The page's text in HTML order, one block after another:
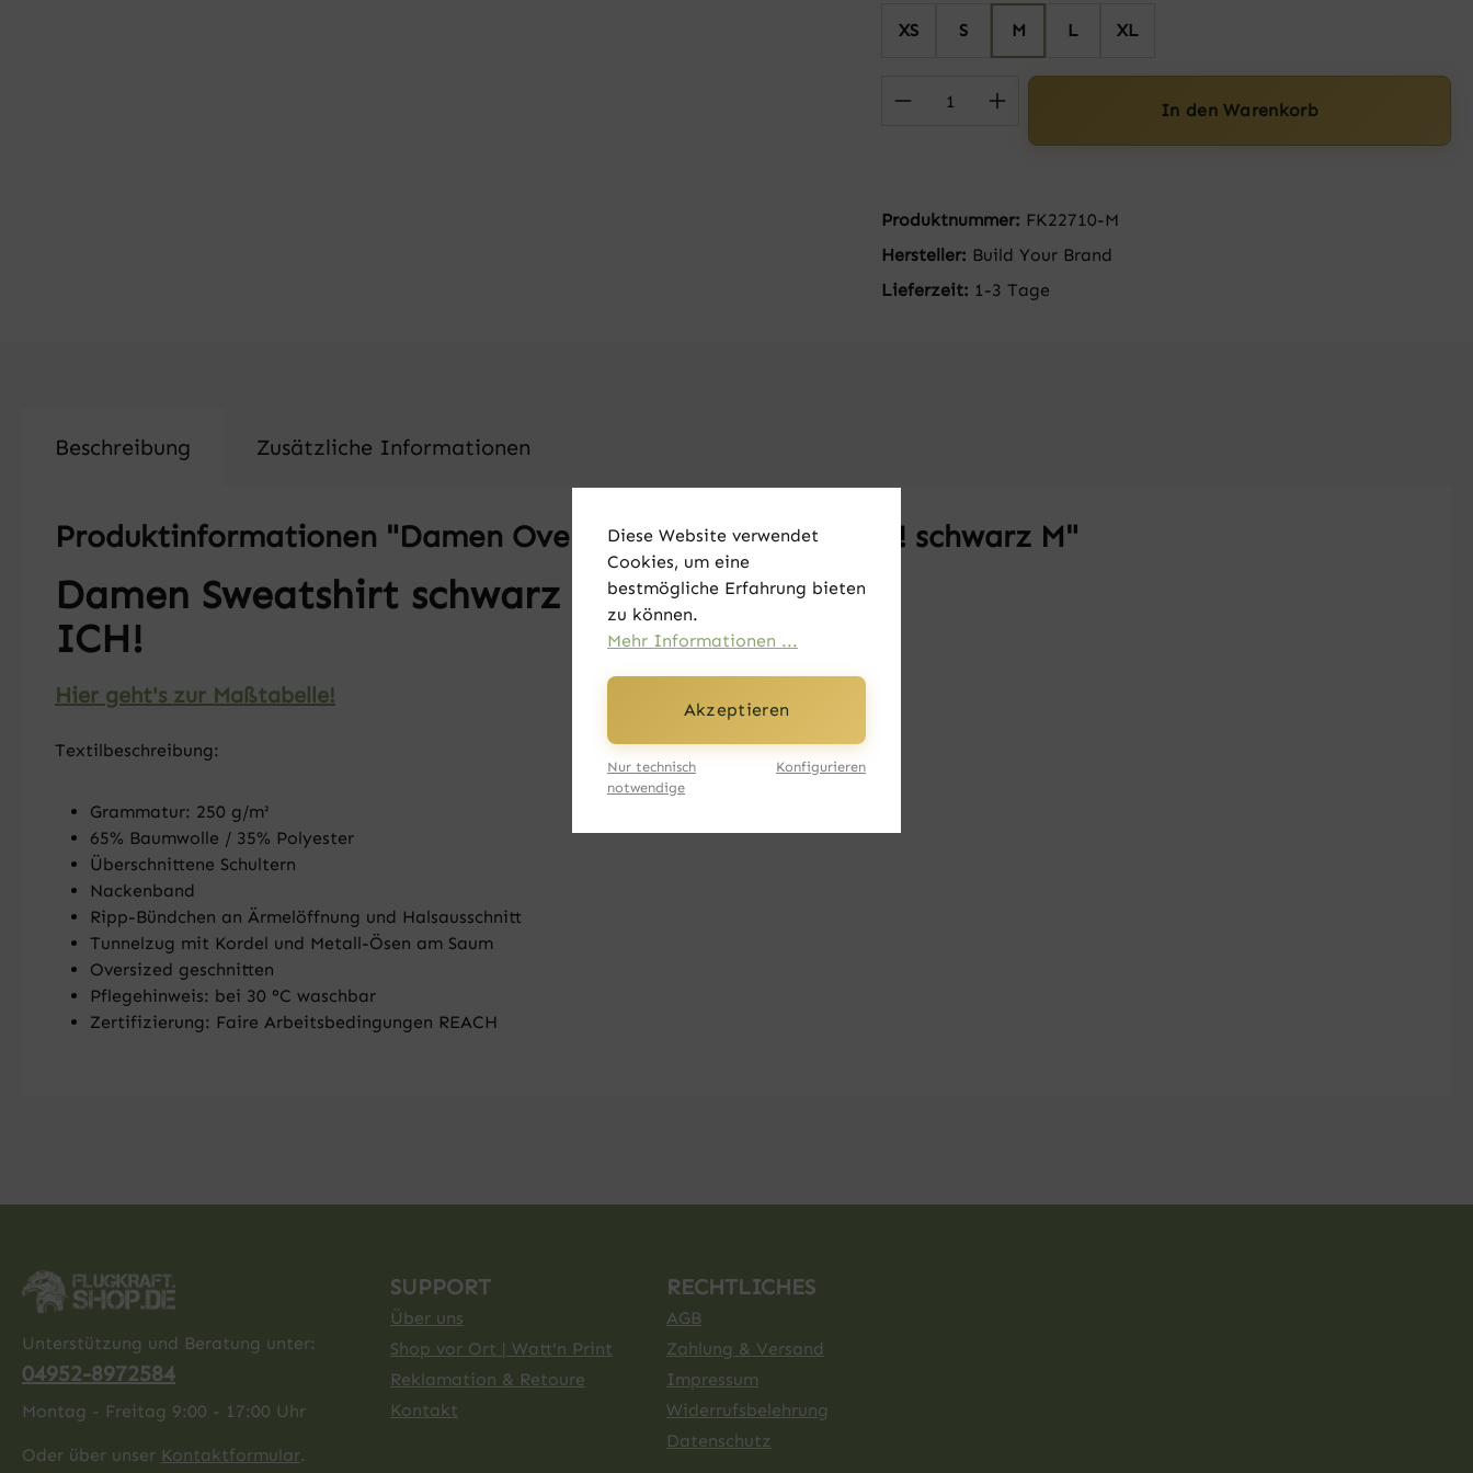
XS S M L XL
Produkt Anzahl: Gib den gewünschten Wert
In den Warenkorb
Produktnummer: FK22710-M
Hersteller: Build Your Brand
Lieferzeit: 1-3 Tage
Beschreibung Zusätzliche Informationen
Produktinformationen "Damen Oversized Sweatshirt - Ich! schwarz M"
Damen Sweatshirt schwarz
ICH!
Hier geht's zur Maßtabelle!
Textilbeschreibung:
Grammatur: 250 g/m²
65% Baumwolle / 35% Polyester
Überschnittene Schultern
Nackenband
Ripp-Bündchen an Ärmelöffnung und Halsausschnitt
Tunnelzug mit Kordel und Metall-Ösen am Saum
Oversized geschnitten
Pflegehinweis: bei 30 °C waschbar
Zertifizierung: Faire Arbeitsbedingungen REACH
Unterstützung und Beratung unter:
04952-8972584
Montag - Freitag 9:00 - 17:00 Uhr
Oder über unser Kontaktformular.
SUPPORT
Über uns
Shop vor Ort | Watt'n Print
Reklamation & Retoure
Kontakt
RECHTLICHES
AGB
Zahlung & Versand
Impressum
Widerrufsbelehrung
Datenschutz
Diese Website verwendet
Cookies, um eine
bestmögliche Erfahrung bieten
zu können.
Mehr Informationen ...
Akzeptieren
Nur technisch
notwendige
Konfigurieren